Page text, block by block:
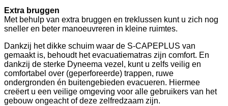
Extra bruggen
Met behulp van extra bruggen en treklussen kunt u zich nog
sneller en beter manoeuvreren in kleine ruimtes.
Dankzij het dikke schuim waar de S-CAPEPLUS van
gemaakt is, behoudt het evacuatiematras zijn comfort. En
dankzij de sterke Dyneema vezel, kunt u zelfs veilig en
comfortabel over (geperforeerde) trappen, ruwe
ondergronden én buitengebieden evacueren. Hiermee
creëert u een veilige omgeving voor alle gebruikers van het
gebouw ongeacht of deze zelfredzaam zijn.